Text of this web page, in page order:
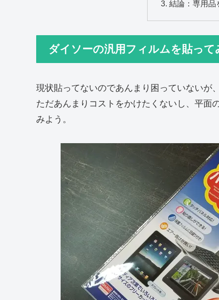
結論：専用品
ダイソーの汎用フィルムを貼って
現状貼ってないのであんまり困っていないが
ただあんまりコストをかけたくないし、平面
みよう。